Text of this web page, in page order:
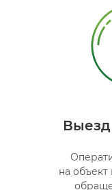
Выезд
на